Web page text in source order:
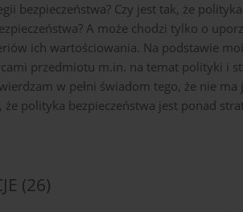
bezpieczeństwa? Czy jest tak, że
A może chodzi tylko o
ich wartościowania. Na podstawie
przedmiotu m.in. na temat polityki i
w pełni świadom tego, że nie
że polityka bezpieczeństwa jest ponad
(26)